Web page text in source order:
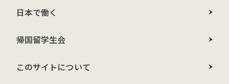
日本で働く
帰国留学生会
このサイトについて